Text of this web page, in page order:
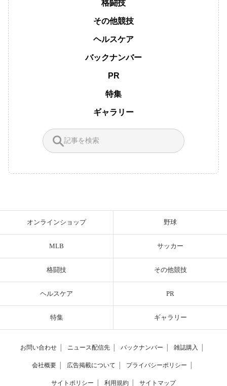
格闘技
その他競技
ヘルスケア
バックナンバー
PR
特集
ギャラリー
オンラインショップ 野球
MLB サッカー
格闘技 その他競技
ヘルスケア PR
特集 ギャラリー
お問い合わせ ニュース配信先 バックナンバー 雑誌購入
会社概要 広告掲載について プライバシーポリシー
サイトポリシー 利用規約 サイトマップ